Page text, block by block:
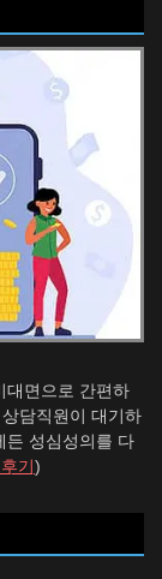
대면으로 간편하
담직원이 대기하
든 성심성의를 다
기 )